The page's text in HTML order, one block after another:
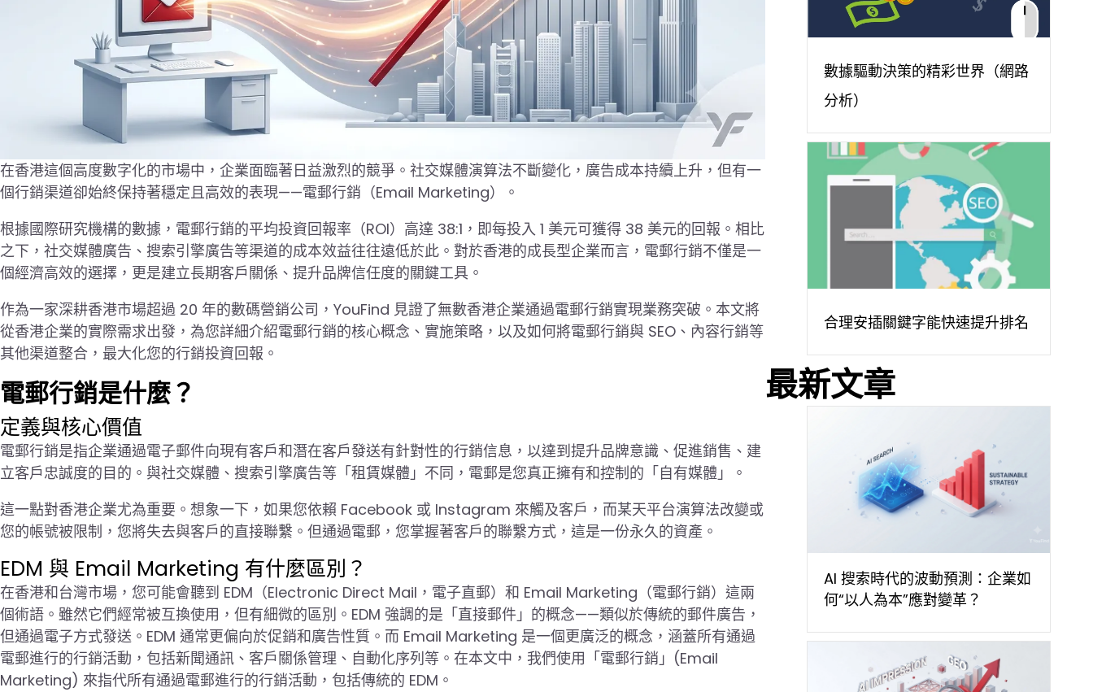
在香港這個高度數字化的市場中，企業面臨著日益激烈的競爭。社交媒體演算法不斷變化，廣告成本持續上升，但有一
個行銷渠道卻始終保持著穩定且高效的表現——電郵行銷（Email Marketing）。
根據國際研究機構的數據，電郵行銷的平均投資回報率（ROI）高達 38:1，即每投入 1 美元可獲得 38 美元的回報。相比
之下，社交媒體廣告、搜索引擎廣告等渠道的成本效益往往遠低於此。對於香港的成長型企業而言，電郵行銷不僅是一
個經濟高效的選擇，更是建立長期客戶關係、提升品牌信任度的關鍵工具。
作為一家深耕香港市場超過 20 年的數碼營銷公司，YouFind 見證了無數香港企業通過電郵行銷實現業務突破。本文將
從香港企業的實際需求出發，為您詳細介紹電郵行銷的核心概念、實施策略，以及如何將電郵行銷與 SEO、內容行銷等
其他渠道整合，最大化您的行銷投資回報。
電郵行銷是什麼？
定義與核心價值
電郵行銷是指企業通過電子郵件向現有客戶和潛在客戶發送有針對性的行銷信息，以達到提升品牌意識、促進銷售、建
立客戶忠誠度的目的。與社交媒體、搜索引擎廣告等「租賃媒體」不同，電郵是您真正擁有和控制的「自有媒體」。
這一點對香港企業尤為重要。想象一下，如果您依賴 Facebook 或 Instagram 來觸及客戶，而某天平台演算法改變或
您的帳號被限制，您將失去與客戶的直接聯繫。但通過電郵，您掌握著客戶的聯繫方式，這是一份永久的資產。
EDM 與 Email Marketing 有什麼區別？
在香港和台灣市場，您可能會聽到 EDM（Electronic Direct Mail，電子直郵）和 Email Marketing（電郵行銷）這兩
個術語。雖然它們經常被互換使用，但有細微的區別。EDM 強調的是「直接郵件」的概念——類似於傳統的郵件廣告，
但通過電子方式發送。EDM 通常更偏向於促銷和廣告性質。而 Email Marketing 是一個更廣泛的概念，涵蓋所有通過
電郵進行的行銷活動，包括新聞通訊、客戶關係管理、自動化序列等。在本文中，我們使用「電郵行銷」(Email
Marketing) 來指代所有通過電郵進行的行銷活動，包括傳統的 EDM。
數據驅動決策的精彩世界（網路
分析）
合理安插關鍵字能快速提升排名
最新文章
AI 搜索時代的波動預測：企業如
何“以人為本”應對變革？